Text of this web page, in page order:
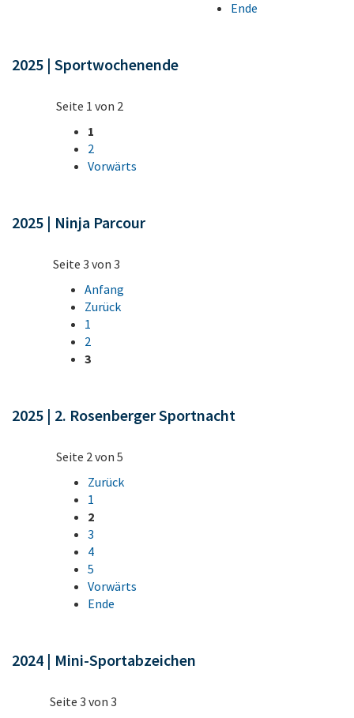
Ende
2025 | Sportwochenende
Seite 1 von 2
1
2
Vorwärts
2025 | Ninja Parcour
Seite 3 von 3
Anfang
Zurück
1
2
3
2025 | 2. Rosenberger Sportnacht
Seite 2 von 5
Zurück
1
2
3
4
5
Vorwärts
Ende
2024 | Mini-Sportabzeichen
Seite 3 von 3